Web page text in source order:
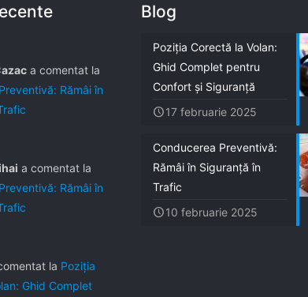
a comentat la
Rămâi în
a comentat la
Rămâi în
la Poziția
Ghid Complet
Blog
Poziția Corectă la Volan:
Ghid Complet pentru
Confort și Siguranță
17 februarie 2025
Conducerea Preventivă:
Rămâi în Siguranță în
Trafic
10 februarie 2025